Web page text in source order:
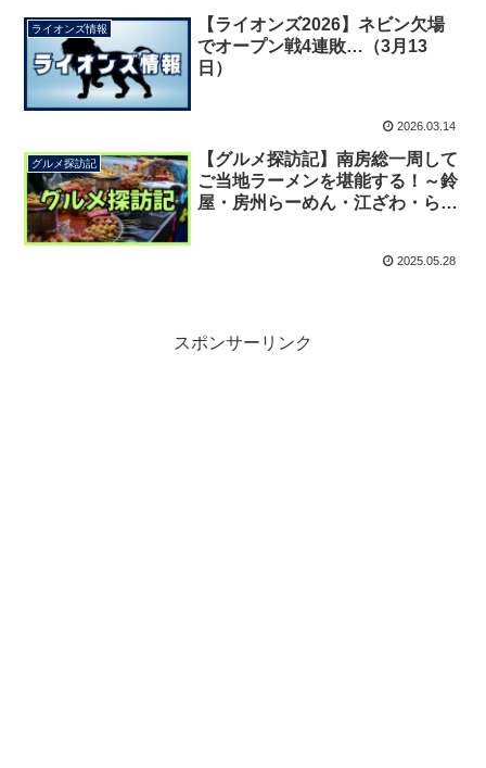
ライオンズ情報
【ライオンズ2026】ネビン欠場
でオープン戦4連敗…（3月13
日）
2026.03.14
グルメ探訪記
【グルメ探訪記】南房総一周して
ご当地ラーメンを堪能する！～鈴
屋・房州らーめん・江ざわ・らー
2025.05.28
スポンサーリンク